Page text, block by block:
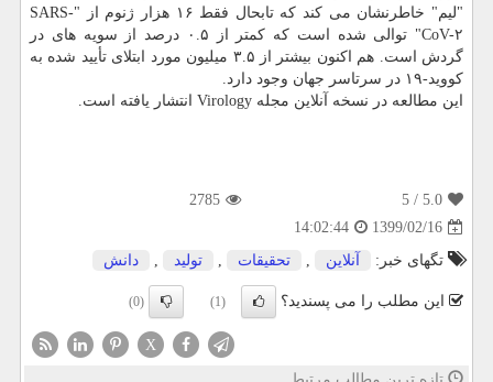
"لیم" خاطرنشان می کند که تابحال فقط ۱۶ هزار ژنوم از "SARS-
CoV-۲" توالی شده است که کمتر از ۰.۵ درصد از سویه های در
گردش است. هم اکنون بیشتر از ۳.۵ میلیون مورد ابتلای تأیید شده به
کووید-۱۹ در سرتاسر جهان وجود دارد.
این مطالعه در نسخه آنلاین مجله Virology انتشار یافته است.
5.0
/ 5
2785
1399/02/16
14:02:44
تگهای خبر:
آنلاین , تحقیقات , تولید , دانش
این مطلب را می پسندید؟ (1)
(0)
X